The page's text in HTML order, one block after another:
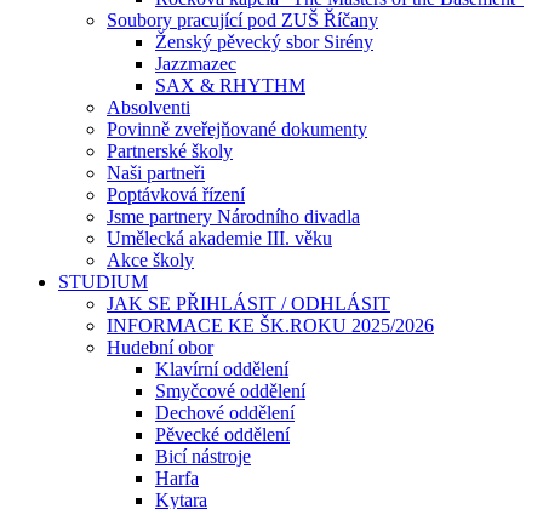
Soubory pracující pod ZUŠ Říčany
Ženský pěvecký sbor Sirény
Jazzmazec
SAX & RHYTHM
Absolventi
Povinně zveřejňované dokumenty
Partnerské školy
Naši partneři
Poptávková řízení
Jsme partnery Národního divadla
Umělecká akademie III. věku
Akce školy
STUDIUM
JAK SE PŘIHLÁSIT / ODHLÁSIT
INFORMACE KE ŠK.ROKU 2025/2026
Hudební obor
Klavírní oddělení
Smyčcové oddělení
Dechové oddělení
Pěvecké oddělení
Bicí nástroje
Harfa
Kytara